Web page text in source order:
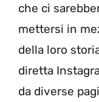
che ci
mettersi in
della loro
diretta
da diverse